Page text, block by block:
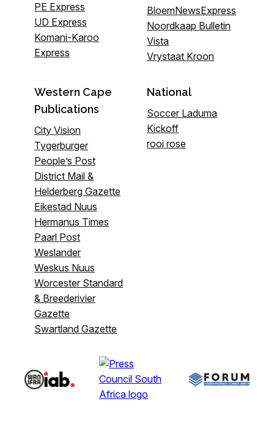
PE Express
UD Express
Komani-Karoo
Express
BloemNewsExpress
Noordkaap Bulletin
Vista
Vrystaat Kroon
Western Cape
Publications
City Vision
Tygerburger
People’s Post
District Mail &
Helderberg Gazette
Eikestad Nuus
Hermanus Times
Paarl Post
Weslander
Weskus Nuus
Worcester Standard
& Breederivier
Gazette
Swartland Gazette
National
Soccer Laduma
Kickoff
rooi rose